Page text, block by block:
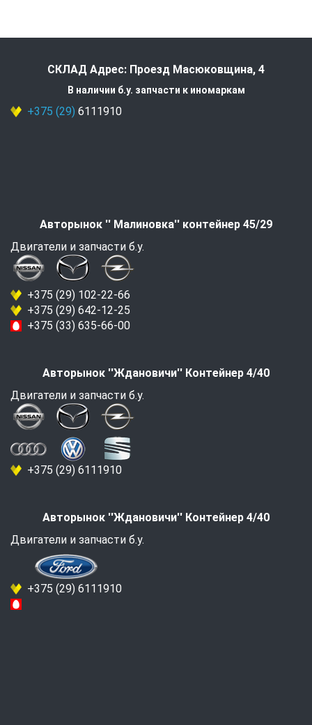
СКЛАД Адрес: Проезд Масюковщина, 4
В наличии б.у. запчасти к иномаркам
+375 (29) 6111910
Авторынок '' Малиновка'' контейнер 45/29
Двигатели и запчасти б.у.
+375 (29) 102-22-66
+375 (29) 642-12-25
+375 (33) 635-66-00
Авторынок ''Ждановичи'' Контейнер 4/40
Двигатели и запчасти б.у.
+375 (29) 6111910
Авторынок ''Ждановичи'' Контейнер 4/40
Двигатели и запчасти б.у.
+375 (29) 6111910